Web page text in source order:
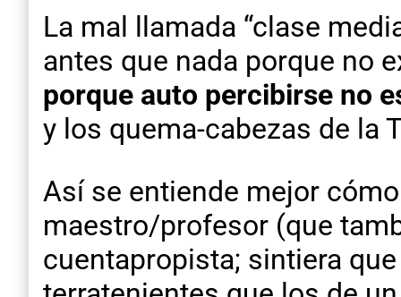
La mal llamada “clase
antes que nada porque no
porque auto percibirse no
y los quema-cabezas de la
Así se entiende mejor
maestro/profesor (que
cuentapropista; sintiera